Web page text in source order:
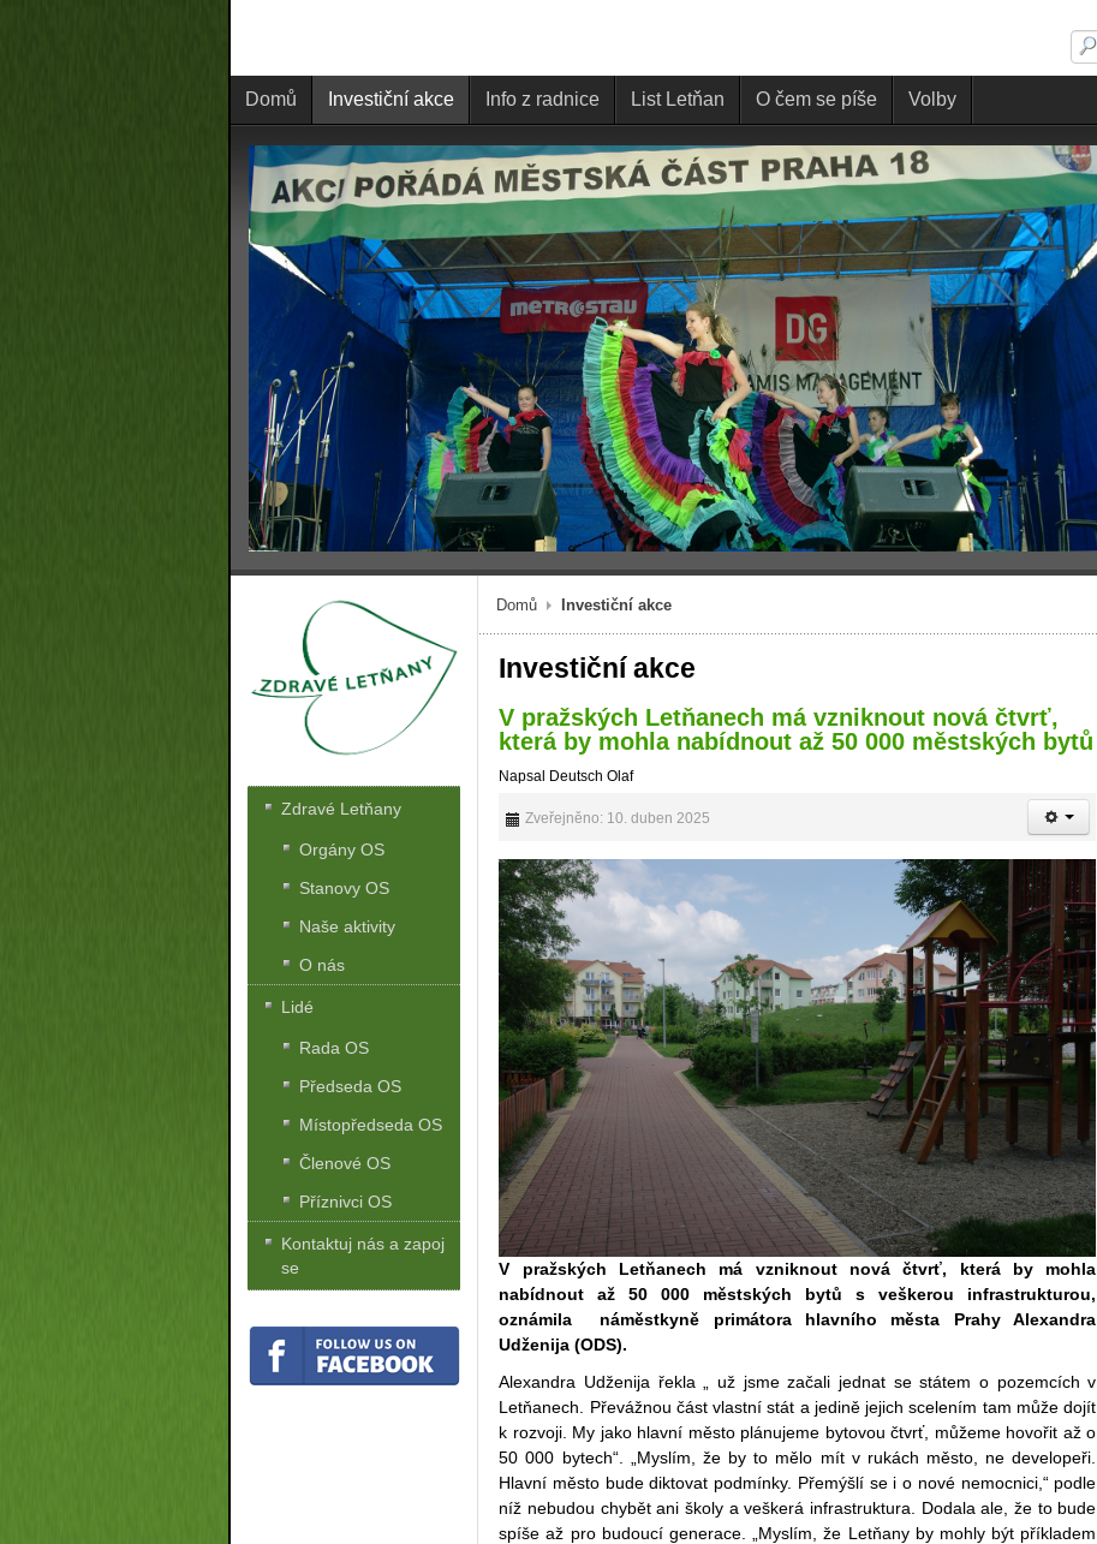
Domů Investiční akce Info z radnice List Letňan O čem se píše Volby
Domů Investiční akce
Investiční akce
V pražských Letňanech má vzniknout nová čtvrť,
která by mohla nabídnout až 50 000 městských bytů
Napsal Deutsch Olaf
Zveřejněno: 10. duben 2025
V pražských Letňanech má vzniknout nová čtvrť, která by mohla
nabídnout až 50 000 městských bytů s veškerou infrastrukturou,
oznámila náměstkyně primátora hlavního města Prahy Alexandra
Udženija (ODS).
Alexandra Udženija řekla „ už jsme začali jednat se státem o pozemcích v
Letňanech. Převážnou část vlastní stát a jedině jejich scelením tam může dojít
k rozvoji. My jako hlavní město plánujeme bytovou čtvrť, můžeme hovořit až o
50 000 bytech“. „Myslím, že by to mělo mít v rukách město, ne developeři.
Hlavní město bude diktovat podmínky. Přemýšlí se i o nové nemocnici,“ podle
níž nebudou chybět ani školy a veškerá infrastruktura. Dodala ale, že to bude
spíše až pro budoucí generace. „Myslím, že Letňany by mohly být příkladem
Zdravé Letňany
Orgány OS
Stanovy OS
Naše aktivity
O nás
Lidé
Rada OS
Předseda OS
Místopředseda OS
Členové OS
Příznivci OS
Kontaktuj nás a zapoj
se